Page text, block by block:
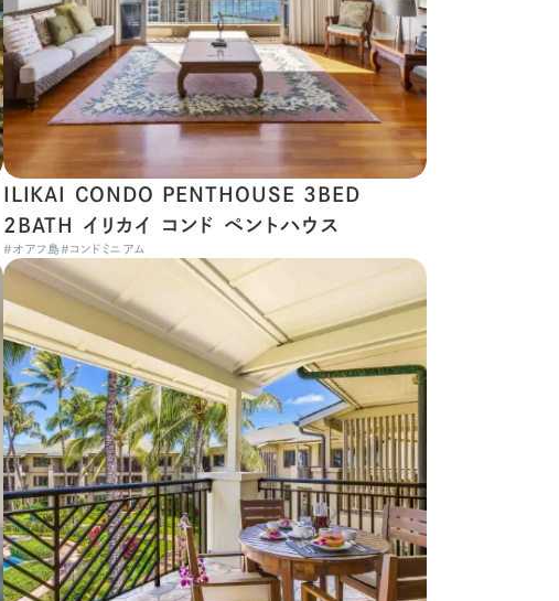
ILIKAI CONDO PENTHOUSE 3BED
2BATH イリカイ コンド ペントハウス
#オアフ島#コンドミニアム